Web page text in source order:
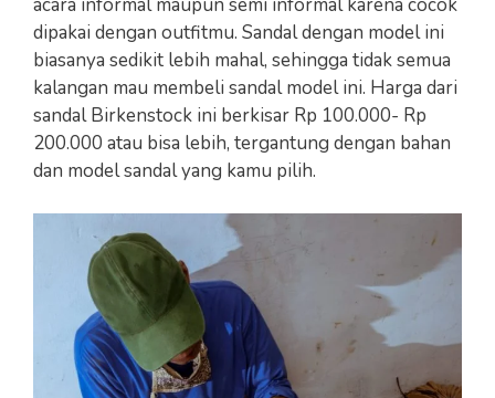
acara informal maupun semi informal karena cocok
dipakai dengan outfitmu. Sandal dengan model ini
biasanya sedikit lebih mahal, sehingga tidak semua
kalangan mau membeli sandal model ini. Harga dari
sandal Birkenstock ini berkisar Rp 100.000- Rp
200.000 atau bisa lebih, tergantung dengan bahan
dan model sandal yang kamu pilih.